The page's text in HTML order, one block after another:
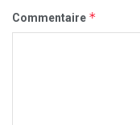
Commentaire *